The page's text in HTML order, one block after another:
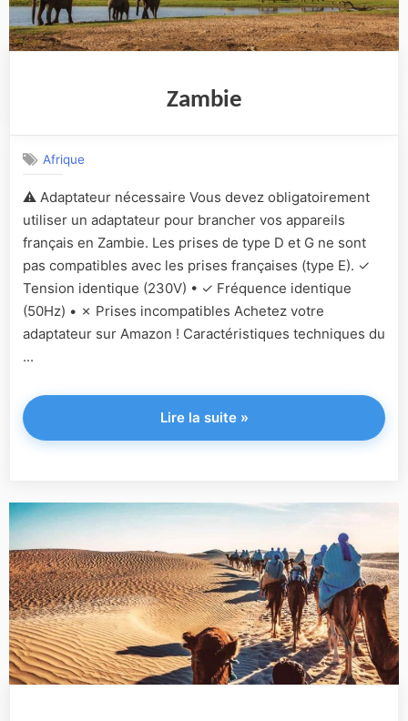
Zambie
Afrique
⚠️ Adaptateur nécessaire Vous devez obligatoirement
utiliser un adaptateur pour brancher vos appareils
français en Zambie. Les prises de type D et G ne sont
pas compatibles avec les prises françaises (type E). ✓
Tension identique (230V) • ✓ Fréquence identique
(50Hz) • ✗ Prises incompatibles Achetez votre
adaptateur sur Amazon ! Caractéristiques techniques du
...
Lire la suite"Zambie"
»